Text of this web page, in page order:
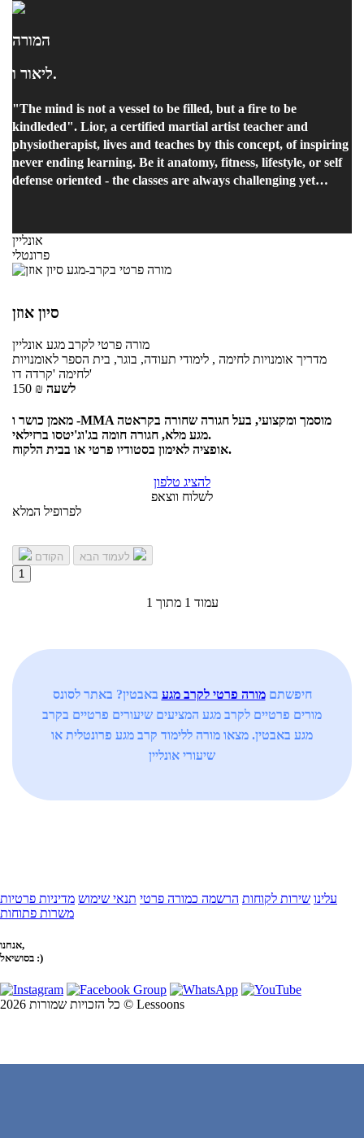
המורה
ליאור ו.
"The mind is not a vessel to be filled, but a fire to be
kindleded". Lior, a certified martial artist teacher and
physiotherapist, lives and teaches by this concept, of inspiring
never ending learning. Be it anatomy, fitness, lifestyle, or self
defense oriented - the classes are always challenging yet
his classes for 4 years, so I am not writing from a narrow or
shallow perspective when I tell you: you will regret nothing
by trying a class with Lior, and you will gain so much.
אונליין
פרונטלי
סיון אוזן
מורה פרטי לקרב מגע אונליין
מדריך אומנויות לחימה , לימודי תעודה, בוגר, בית הספר לאומנויות
לחימה 'קרדה דו'
150 ₪ לשעה
מאמן כושר ו -MMA מוסמך ומקצועי, בעל חגורה שחורה בקראטה
מגע מלא, חגורה חומה בג'וג'יטסו ברזילאי.
אופציה לאימון בסטודיו פרטי או בבית הלקוח.
להציג טלפון
לשלוח ווצאפ
לפרופיל המלא
הקודם
1
עמוד 1 מתוך 1
חיפשתםמורה פרטי לקרב מגע באבטין? באתר לסונס
מורים פרטיים לקרב מגע המציעים שיעורים פרטיים בקרב
מגע באבטין. מצאו מורה ללימוד קרב מגע פרונטלית או
שיעורי אונליין
עלינו שירות לקוחות הרשמה כמורה פרטי תנאי שימוש מדיניות פרטיות
משרות פתוחות
אנחנו,
בסושיאל :)
כל הזכויות שמורות 2026 © Lessoons